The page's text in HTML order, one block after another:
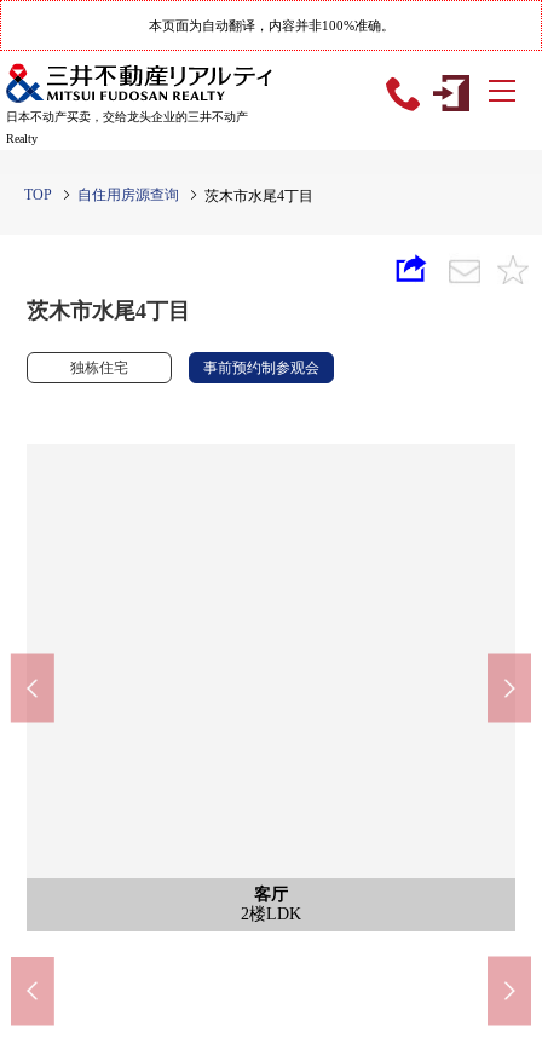
本页面为自动翻译，内容并非100%准确。
日本不动产买卖，交给龙头企业的三井不动产
Realty
TOP 自住用房源查询 茨木市水尾4丁目
茨木市水尾4丁目
独栋住宅 事前预约制参观会
客厅
2楼LDK
外观
外观
客厅
LDK
厨房
厨房
厨房
厨房
公共汽车
浴室
洗脸
盥洗台
室内
1楼西式房间
室内
1楼西式房间
室内
1楼西式房间
室内
2楼西式房间
室内
2楼西式房间
室内
2楼西式房间
室内
室内
收纳
收纳
门口
门口
厕所
1楼厕所
厕所
2楼厕所
阳台
阳台
外观
外观照片
含有前面道路的外观
含有前面道路的外观照片
外观
外观照片
含有前面道路的外观
含有前面道路的外观照片
水路小学(约370m)
南中学校(约780m)
丸谷茨木商店(约430m)
平和堂真砂店(约880m)